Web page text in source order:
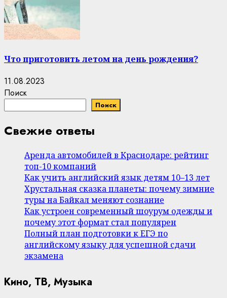
Что приготовить летом на день рождения?
11.08.2023
Поиск
Поиск
Свежие ответы
Аренда автомобилей в Краснодаре: рейтинг
топ-10 компаний
Как учить английский язык детям 10–13 лет
Хрустальная сказка планеты: почему зимние
туры на Байкал меняют сознание
Как устроен современный шоурум одежды и
почему этот формат стал популярен
Полный план подготовки к ЕГЭ по
английскому языку для успешной сдачи
экзамена
Кино, ТВ, Музыка